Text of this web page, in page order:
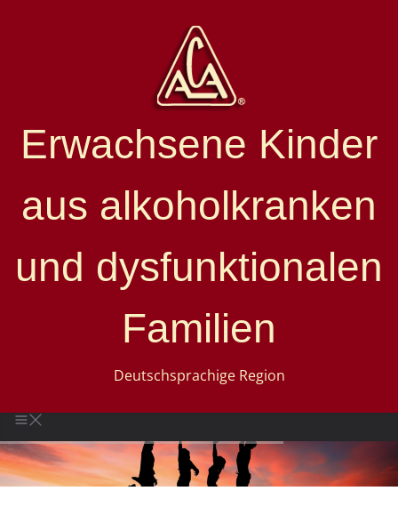
Erwachsene Kinder
aus alkoholkranken
und dysfunktionalen
Familien
Deutschsprachige Region